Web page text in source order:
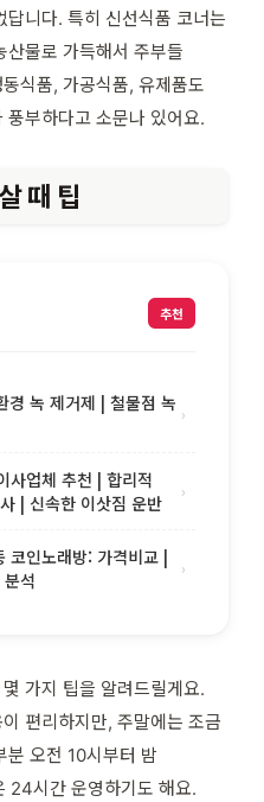
니다. 특히 신선식품 코너는
산물로 가득해서 주부들
식품, 가공식품, 유제품도
부하다고 소문나 있어요.
때 팁
추천
경 녹 제거제 | 철물점 녹 ›
사업체 추천 | 합리적
| 신속한 이삿짐 운반
›
코인노래방: 가격비교 |
석
›
가지 팁을 알려드릴게요.
편리하지만, 주말에는 조금
분 오전 10시부터 밤
24시간 운영하기도 해요.